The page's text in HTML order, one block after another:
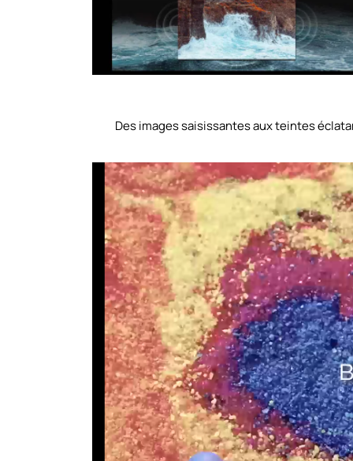
Des images saisissantes aux teintes